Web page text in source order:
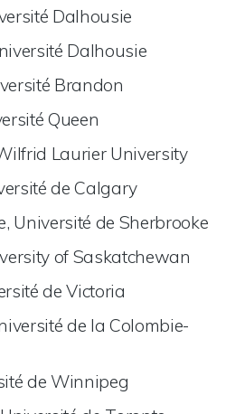
Dalhousie
Dalhousie
Brandon
Queen
Laurier University
de Calgary
Université de Sherbrooke
of Saskatchewan
de Victoria
de la Colombie-
de Winnipeg